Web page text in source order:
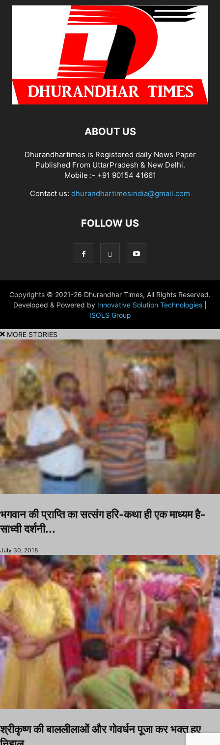
ABOUT US
Dhurandhartimes is Registered daily News Paper
Published From UttarPradesh & New Delhi.
Mobile :- +91 90154 41661
Contact us: dhurandhartimesindia@gmail.com
FOLLOW US
Copyrights © 2021-26 Dhurandhar Times, All Rights Reserved.
Developed & Powered by Innovative Solution Technologies
ISOLS Group
MORE STORIES
भगवान की प्राप्ति का सत्संग हरि-कथा ही एक माध्यम है-
साध्वी दर्शनी...
July 30, 2018
श्रीकृष्ण की बाललीलाओं और गोवर्धन पूजा कर भक्त हुए